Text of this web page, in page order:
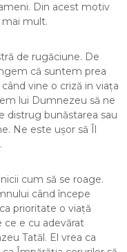
Din acest motiv
mult.
de rugăciune. De
că suntem prea
vine o criză in viața
lui Dumnezeu să ne
distrug bunăstarea sau
Ne este ușor să Îl
cum să se roage.
când începe
prioritate o viață
ce e cu adevărat
Tatăl. El vrea ca